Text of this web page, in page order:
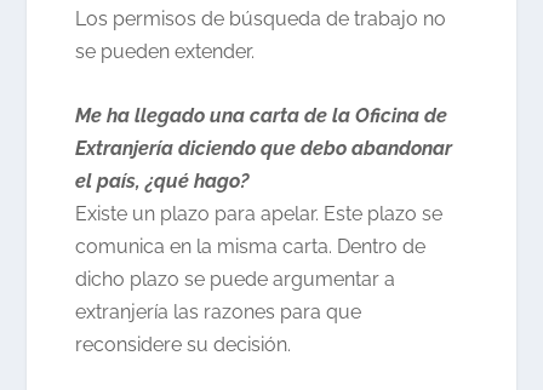
Los permisos de búsqueda de trabajo no
se pueden extender.
Me ha llegado una carta de la Oficina de
Extranjería diciendo que debo abandonar
el país, ¿qué hago?
Existe un plazo para apelar. Este plazo se
comunica en la misma carta. Dentro de
dicho plazo se puede argumentar a
extranjería las razones para que
reconsidere su decisión.